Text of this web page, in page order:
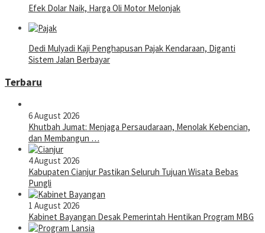
Efek Dolar Naik, Harga Oli Motor Melonjak
Dedi Mulyadi Kaji Penghapusan Pajak Kendaraan, Diganti
Sistem Jalan Berbayar
Terbaru
6 August 2026
Khutbah Jumat: Menjaga Persaudaraan, Menolak Kebencian,
dan Membangun …
4 August 2026
Kabupaten Cianjur Pastikan Seluruh Tujuan Wisata Bebas
Pungli
1 August 2026
Kabinet Bayangan Desak Pemerintah Hentikan Program MBG